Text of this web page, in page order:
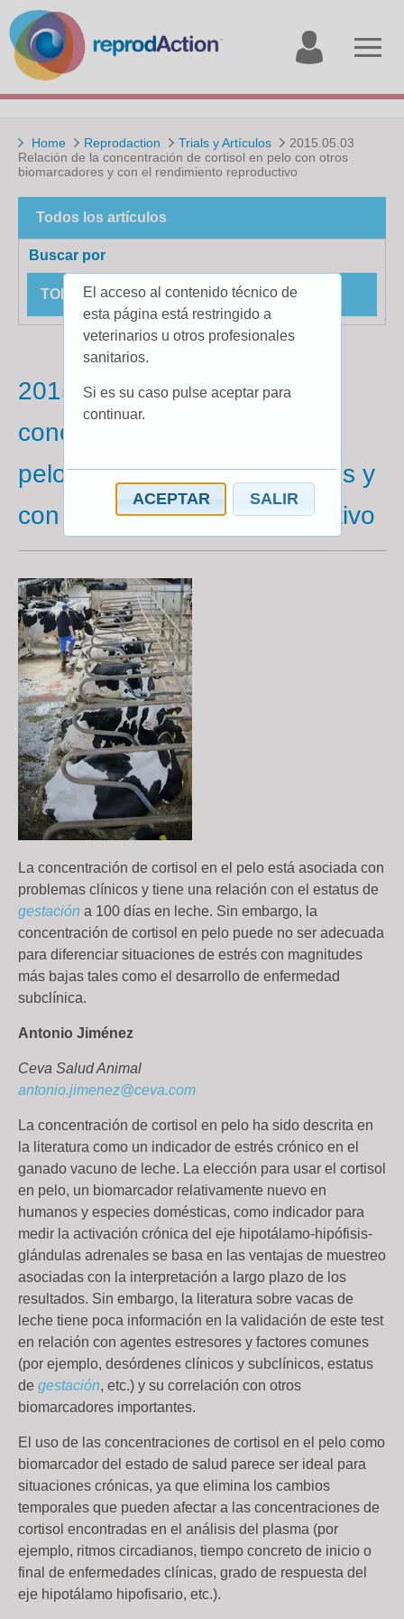
account
Home Reprodaction Trials y Artículos
2015.05.03
Relación de la concentración de cortisol en pelo con otros
biomarcadores y con el rendimiento reproductivo
Todos los artículos
Buscar por
TODOS LOS ESTUDIOS DE CAMPO
2015.05.03 Relación de la
concentración de cortisol en
pelo con otros biomarcadores y
con el rendimiento reproductivo
La concentración de cortisol en el pelo está asociada con
problemas clínicos y tiene una relación con el estatus de
gestación a 100 días en leche. Sin embargo, la
concentración de cortisol en pelo puede no ser adecuada
para diferenciar situaciones de estrés con magnitudes
más bajas tales como el desarrollo de enfermedad
subclínica.
Antonio Jiménez
Ceva Salud Animal
antonio.jimenez@ceva.com
La concentración de cortisol en pelo ha sido descrita en
la literatura como un indicador de estrés crónico en el
ganado vacuno de leche. La elección para usar el cortisol
en pelo, un biomarcador relativamente nuevo en
humanos y especies domésticas, como indicador para
medir la activación crónica del eje hipotálamo-hipófisis-
glándulas adrenales se basa en las ventajas de muestreo
asociadas con la interpretación a largo plazo de los
resultados. Sin embargo, la literatura sobre vacas de
leche tiene poca información en la validación de este test
en relación con agentes estresores y factores comunes
(por ejemplo, desórdenes clínicos y subclínicos, estatus
de gestación, etc.) y su correlación con otros
biomarcadores importantes.
El uso de las concentraciones de cortisol en el pelo como
biomarcador del estado de salud parece ser ideal para
situaciones crónicas, ya que elimina los cambios
temporales que pueden afectar a las concentraciones de
cortisol encontradas en el análisis del plasma (por
ejemplo, ritmos circadianos, tiempo concreto de inicio o
final de enfermedades clínicas, grado de respuesta del
eje hipotálamo hipofisario, etc.).
El acceso al contenido técnico de
esta página está restringido a
veterinarios u otros profesionales
sanitarios.
Si es su caso pulse aceptar para
continuar.
ACEPTAR SALIR